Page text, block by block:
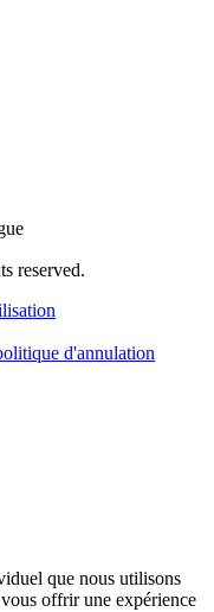
reserved.
d'annulation
que nous utilisons
offrir une expérience